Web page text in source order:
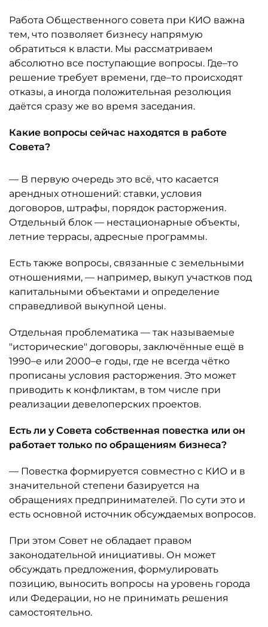
Работа Общественного совета при КИО важна
тем, что позволяет бизнесу напрямую
обратиться к власти. Мы рассматриваем
абсолютно все поступающие вопросы. Где–то
решение требует времени, где–то происходят
отказы, а иногда положительная резолюция
даётся сразу же во время заседания.
Какие вопросы сейчас находятся в работе
Совета?
— В первую очередь это всё, что касается
арендных отношений: ставки, условия
договоров, штрафы, порядок расторжения.
Отдельный блок — нестационарные объекты,
летние террасы, адресные программы.
Есть также вопросы, связанные с земельными
отношениями, — например, выкуп участков под
капитальными объектами и определение
справедливой выкупной цены.
Отдельная проблематика — так называемые
"исторические" договоры, заключённые ещё в
1990–е или 2000–е годы, где не всегда чётко
прописаны условия расторжения. Это может
приводить к конфликтам, в том числе при
реализации девелоперских проектов.
Есть ли у Совета собственная повестка или он
работает только по обращениям бизнеса?
— Повестка формируется совместно с КИО и в
значительной степени базируется на
обращениях предпринимателей. По сути это и
есть основной источник обсуждаемых вопросов.
При этом Совет не обладает правом
законодательной инициативы. Он может
обсуждать предложения, формулировать
позицию, выносить вопросы на уровень города
или Федерации, но не принимать решения
самостоятельно.